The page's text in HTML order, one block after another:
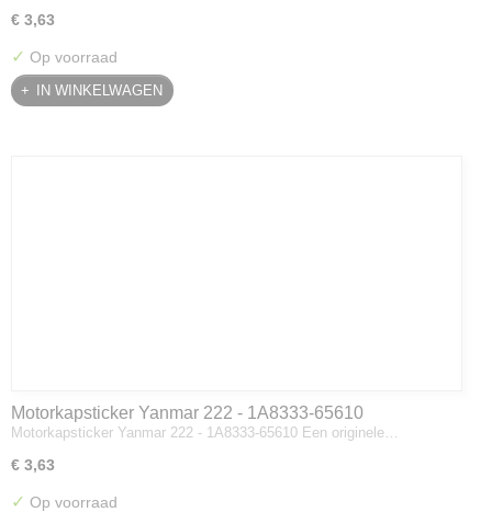
€ 3,63
✓ Op voorraad
IN WINKELWAGEN
Motorkapsticker Yanmar 222 - 1A8333-65610
Motorkapsticker Yanmar 222 - 1A8333-65610 Een originele…
€ 3,63
✓ Op voorraad